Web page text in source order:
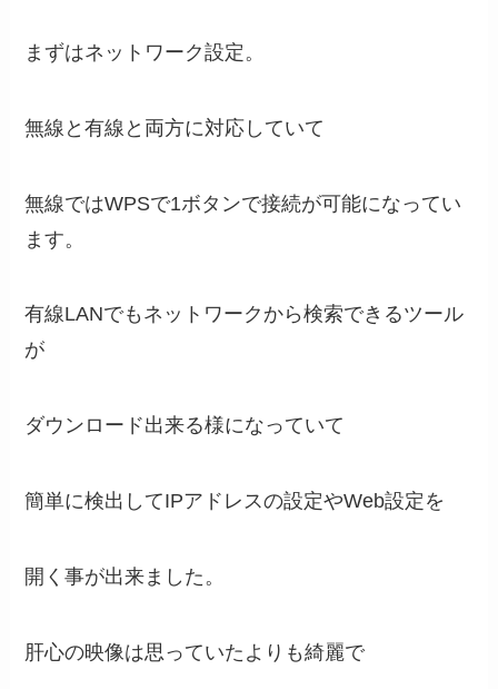
まずはネットワーク設定。
無線と有線と両方に対応していて
無線ではWPSで1ボタンで接続が可能になってい
ます。
有線LANでもネットワークから検索できるツール
が
ダウンロード出来る様になっていて
簡単に検出してIPアドレスの設定やWeb設定を
開く事が出来ました。
肝心の映像は思っていたよりも綺麗で